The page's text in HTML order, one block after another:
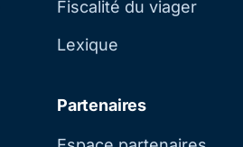
Fiscalité du viager
Lexique
Partenaires